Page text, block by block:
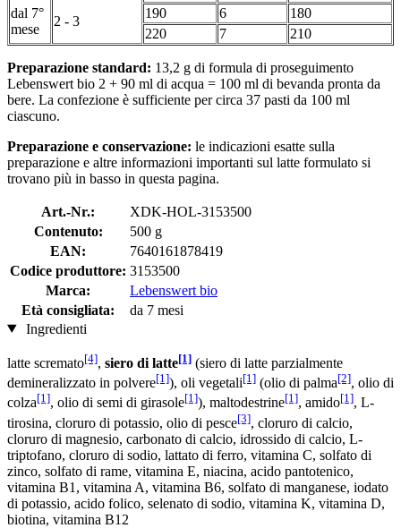
dal 7°
mese
2 - 3
190 6
180
220
7 210
Preparazione standard: 13,2 g di formula di proseguimento
Lebenswert bio 2 + 90 ml di acqua = 100 ml di bevanda pronta da
bere. La confezione è sufficiente per circa 37 pasti da 100 ml
ciascuno.
Preparazione e conservazione: le indicazioni esatte sulla
preparazione e altre informazioni importanti sul latte formulato si
trovano più in basso in questa pagina.
Art.-Nr.:
XDK-HOL-3153500
Contenuto:
500 g
EAN:
7640161878419
Codice produttore: 3153500
Marca:
Lebenswert bio
Età consigliata:
da 7 mesi
Ingredienti
latte scremato[4], siero di latte[1] (siero di latte parzialmente
demineralizzato in polvere[1]), oli vegetali[1] (olio di palma[2], olio di
colza[1], olio di semi di girasole[1]), maltodestrine[1], amido[1], L-
tirosina, cloruro di potassio, olio di pesce[3], cloruro di calcio,
cloruro di magnesio, carbonato di calcio, idrossido di calcio, L-
triptofano, cloruro di sodio, lattato di ferro, vitamina C, solfato di
zinco, solfato di rame, vitamina E, niacina, acido pantotenico,
vitamina B1, vitamina A, vitamina B6, solfato di manganese, iodato
di potassio, acido folico, selenato di sodio, vitamina K, vitamina D,
biotina, vitamina B12